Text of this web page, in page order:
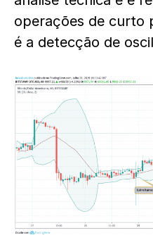
operações de curto
é a detecção de